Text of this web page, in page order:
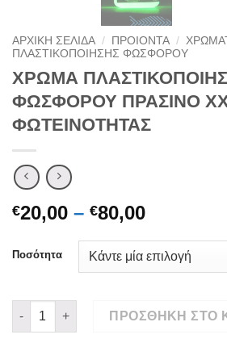
ΑΡΧΙΚΉ ΣΕΛΊΔΑ / ΠΡΟΙΟΝΤΑ /
ΠΛΑΣΤΙΚΟΠΟΙΗΣΗΣ ΦΩΣΦΟΡΟΥ
ΧΡΩΜΑ
ΦΩΣΦΟΡΟΥ ΠΡΑΣΙΝΟ
ΦΩΤΕΙΝΟΤΗΤΑΣ
€20,00 – €80,00Price
€20,00
through
Ποσότητα
ΧΡΩΜΑ ΠΛΑΣΤΙΚΟΠΟΙΗΣΗΣ
ΠΡΟΣΘΉΚΗ ΣΤΟ